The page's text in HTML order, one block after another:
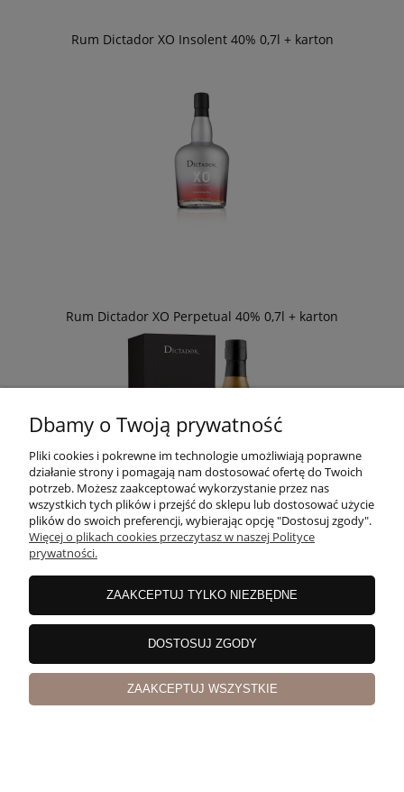
Rum Dictador XO Insolent 40% 0,7l + karton
Rum Dictador XO Perpetual 40% 0,7l + karton
Rum Takamaka St. Andre 8yo 40% 1L
Dbamy o Twoją prywatność
Pliki cookies i pokrewne im technologie umożliwiają poprawne
działanie strony i pomagają nam dostosować ofertę do Twoich
potrzeb. Możesz zaakceptować wykorzystanie przez nas
wszystkich tych plików i przejść do sklepu lub dostosować użycie
plików do swoich preferencji, wybierając opcję "Dostosuj zgody".
Więcej o plikach cookies przeczytasz w naszej Polityce
prywatności.
ZAAKCEPTUJ TYLKO NIEZBĘDNE
DOSTOSUJ ZGODY
ZAAKCEPTUJ WSZYSTKIE